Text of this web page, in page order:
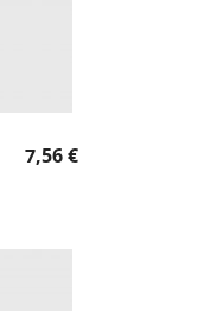
Prix
7,56 €